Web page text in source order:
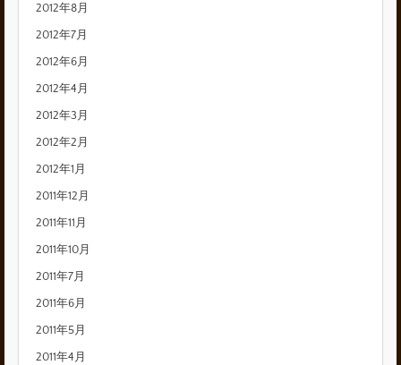
2012年8月
2012年7月
2012年6月
2012年4月
2012年3月
2012年2月
2012年1月
2011年12月
2011年11月
2011年10月
2011年7月
2011年6月
2011年5月
2011年4月